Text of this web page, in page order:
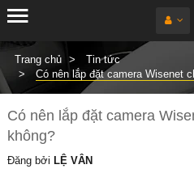
Trang chủ
Tin tức
Có nên lắp đặt camera Wisenet
Có nên lắp đặt camera
không?
Đăng bởi LỆ VÂN